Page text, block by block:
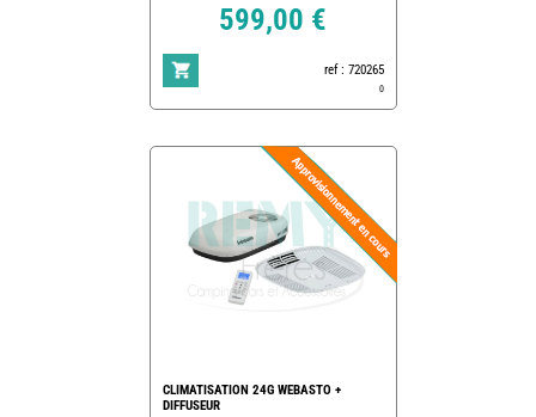
599,00 €
ref : 720265
0
CLIMATISATION 24G WEBASTO +
DIFFUSEUR